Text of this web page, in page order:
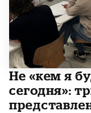
Не «кем я
сегодня»: